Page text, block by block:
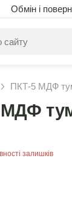
Обмін і
ПКТ-5 МДФ
залишків